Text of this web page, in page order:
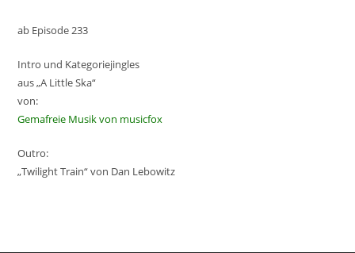
ab Episode 233
Intro und Kategoriejingles
aus „A Little Ska“
von:
Gemafreie Musik von musicfox
Outro:
„Twilight Train“ von Dan Lebowitz